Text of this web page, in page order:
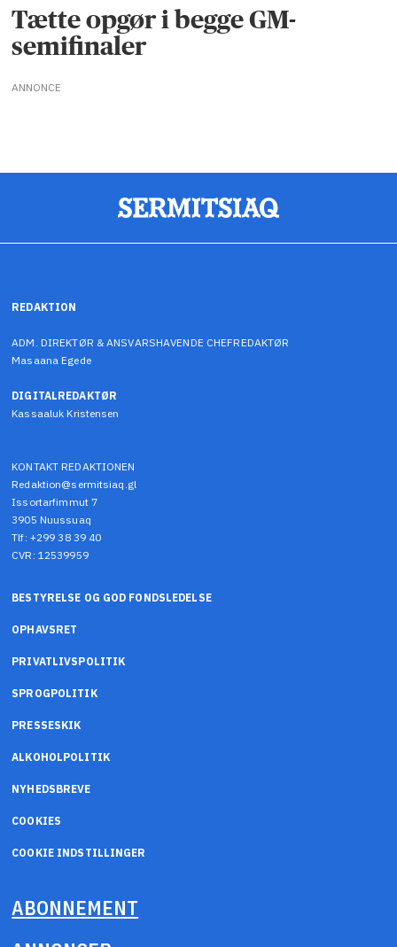
Tætte opgør i begge GM-
semifinaler
ANNONCE
REDAKTION
ADM. DIREKTØR & ANSVARSHAVENDE CHEFREDAKTØR
Masaana Egede
DIGITALREDAKTØR
Kassaaluk Kristensen
KONTAKT REDAKTIONEN
Redaktion@sermitsiaq.gl
Issortarfimmut 7
3905 Nuussuaq
Tlf: +299 38 39 40
CVR: 12539959
BESTYRELSE OG GOD FONDSLEDELSE
OPHAVSRET
PRIVATLIVSPOLITIK
SPROGPOLITIK
PRESSESKIK
ALKOHOLPOLITIK
NYHEDSBREVE
COOKIES
COOKIE INDSTILLINGER
ABONNEMENT